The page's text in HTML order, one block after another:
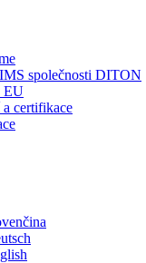
společnosti DITON
EU
a certifikace